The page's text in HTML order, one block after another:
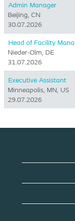
Admin Manager
Beijing, CN
30.07.2026
Head of Facility
Nieder-Olm, DE
31.07.2026
Executive Assistant
Minneapolis, MN, US
29.07.2026